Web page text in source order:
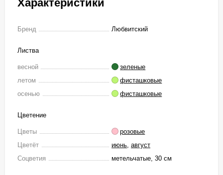
Характеристики
Бренд Любвитский
Листва
весной
зеленые
летом
фисташковые
осенью
фисташковые
Цветение
Цветы
розовые
Цветёт
июнь август
Соцветия
метельчатые, 30 см